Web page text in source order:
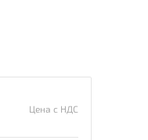
Цена с НДС